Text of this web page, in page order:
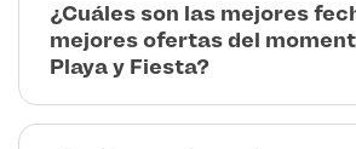
¿Cuáles son las mejores
mejores ofertas del
Playa y Fiesta?